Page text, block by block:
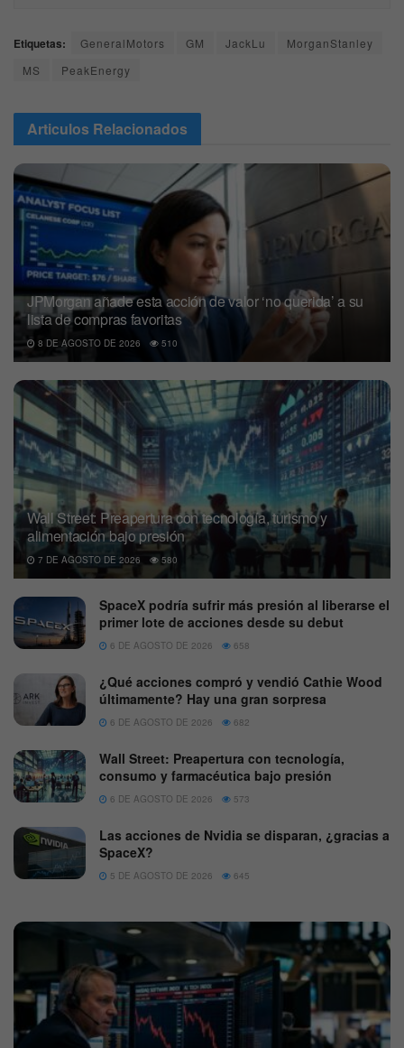
Etiquetas: GeneralMotors GM JackLu
MorganStanley
MS
PeakEnergy
Articulos Relacionados
JPMorgan añade esta acción de valor ‘no querida’ a su
lista de compras favoritas
8 DE AGOSTO DE 2026 510
Wall Street: Preapertura con tecnología, turismo y
alimentación bajo presión
7 DE AGOSTO DE 2026 580
SpaceX podría sufrir más presión al liberarse el
primer lote de acciones desde su debut
6 DE AGOSTO DE 2026 658
¿Qué acciones compró y vendió Cathie Wood
últimamente? Hay una gran sorpresa
6 DE AGOSTO DE 2026 682
Wall Street: Preapertura con tecnología,
consumo y farmacéutica bajo presión
6 DE AGOSTO DE 2026 573
Las acciones de Nvidia se disparan, ¿gracias a
SpaceX?
5 DE AGOSTO DE 2026 645